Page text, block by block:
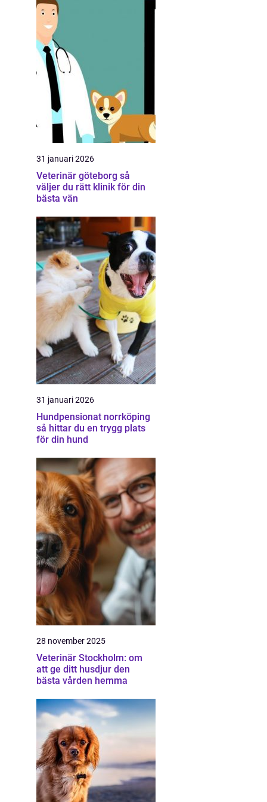
31 januari 2026
Veterinär göteborg så
väljer du rätt klinik för din
bästa vän
31 januari 2026
Hundpensionat norrköping
så hittar du en trygg plats
för din hund
28 november 2025
Veterinär Stockholm: om
att ge ditt husdjur den
bästa vården hemma